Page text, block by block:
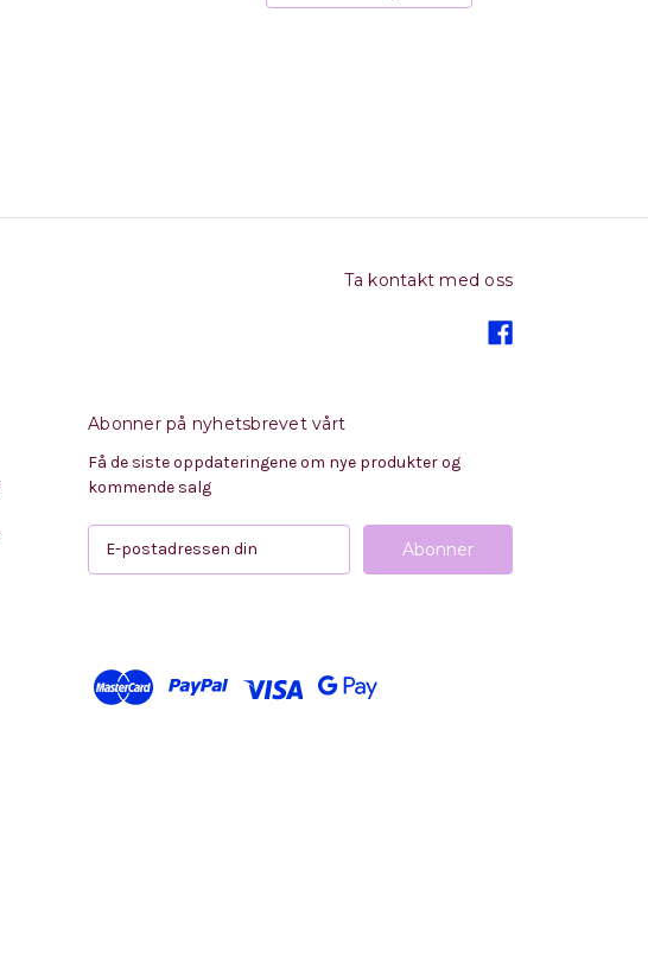
Ta kontakt med oss
Abonner på nyhetsbrevet vårt
Få de siste oppdateringene om nye produkter og
kommende salg
a